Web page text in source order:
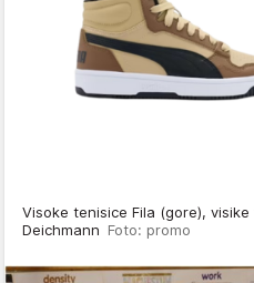
Visoke tenisice Fila (gore),
Deichmann Foto: promo